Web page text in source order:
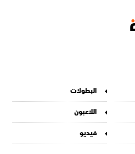
البطولات
اللاعبون
فيديو